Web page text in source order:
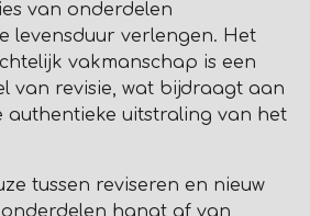
van onderdelen
levensduur verlengen. Het
vakmanschap is een
van revisie, wat bijdraagt aan
authentieke uitstraling van het
tussen reviseren en nieuw
hangt af van